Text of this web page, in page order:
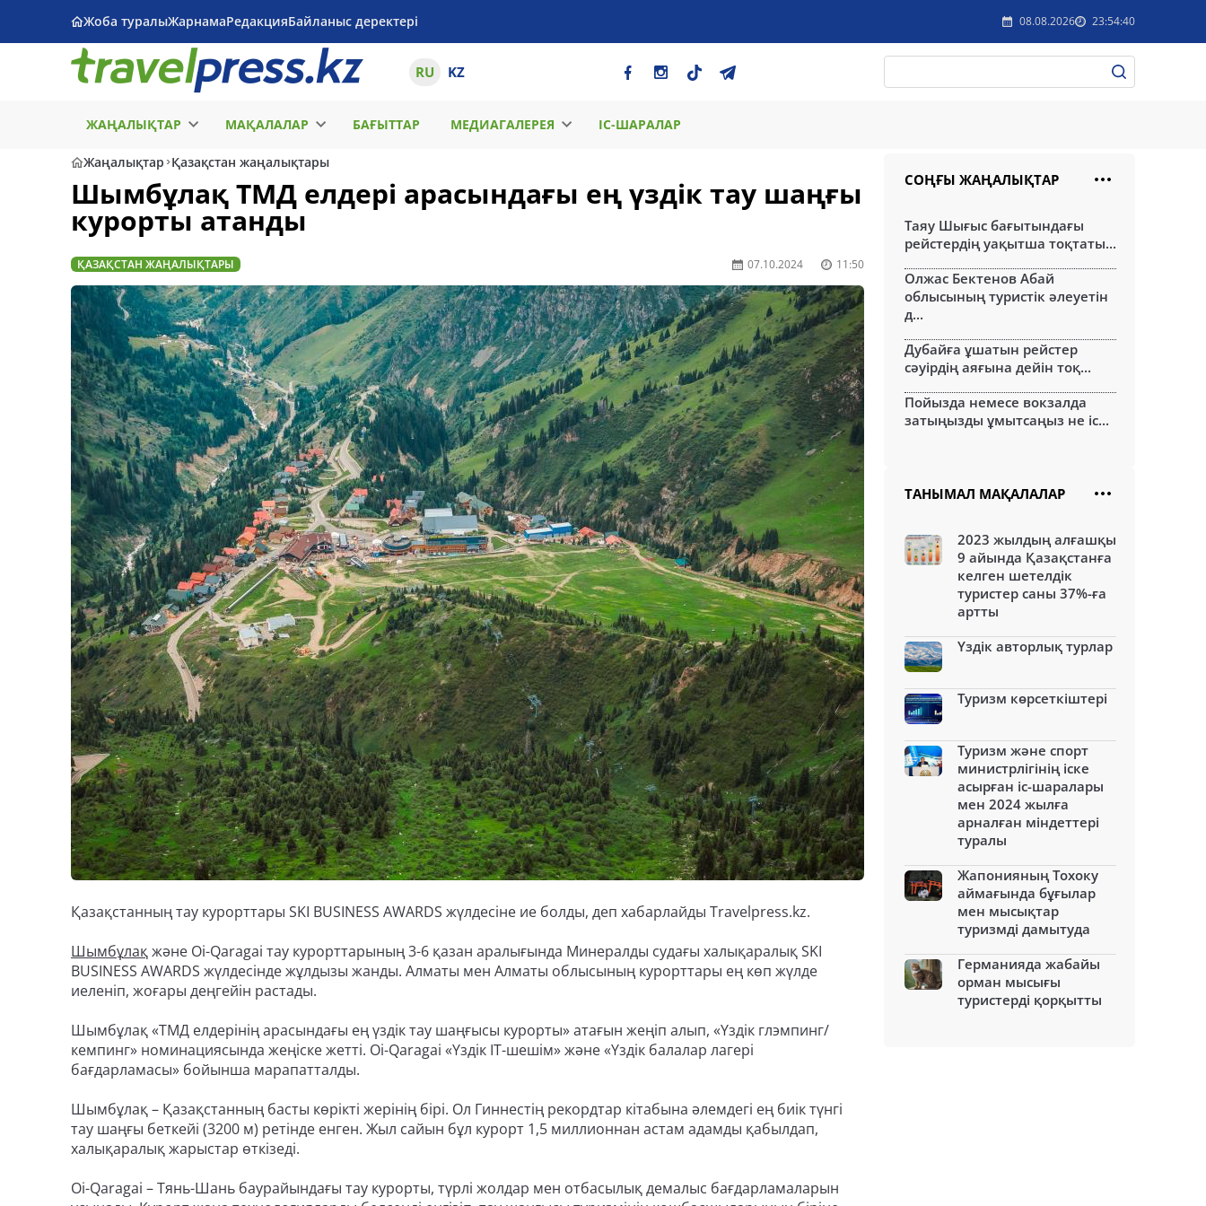
Жоба туралыЖарнамаРедакцияБайланыс деректері 08.08.2026 23:54:40
RU KZ
ЖАҢАЛЫҚТАР МАҚАЛАЛАР БАҒЫТТАР МЕДИАГАЛЕРЕЯ ІС-ШАРАЛАР
Жаңалықтар Қазақстан жаңалықтары
Шымбұлақ ТМД елдері арасындағы ең үздік тау шаңғы
курорты атанды
ҚАЗАҚСТАН ЖАҢАЛЫҚТАРЫ 07.10.2024 11:50
Қазақстанның тау курорттары SKI BUSINESS AWARDS жүлдесіне ие болды, деп хабарлайды Travelpress.kz.
Шымбұлақжәне Oi-Qaragai тау курорттарының 3-6 қазан аралығында Минералды судағы халықаралық SKI
BUSINESS AWARDS жүлдесінде жұлдызы жанды. Алматы мен Алматы облысының курорттары ең көп жүлде
иеленіп, жоғары деңгейін растады.
Шымбұлақ «ТМД елдерінің арасындағы ең үздік тау шаңғысы курорты» атағын жеңіп алып, «Үздік глэмпинг/
кемпинг» номинациясында жеңіске жетті. Oi-Qaragai «Үздік IT-шешім» және «Үздік балалар лагері
бағдарламасы» бойынша марапатталды.
Шымбұлақ – Қазақстанның басты көрікті жерінің бірі. Ол Гиннестің рекордтар кітабына әлемдегі ең биік түнгі
тау шаңғы беткейі (3200 м) ретінде енген. Жыл сайын бұл курорт 1,5 миллионнан астам адамды қабылдап,
халықаралық жарыстар өткізеді.
Oi-Qaragai – Тянь-Шань баурайындағы тау курорты, түрлі жолдар мен отбасылық демалыс бағдарламаларын
СОҢҒЫ ЖАҢАЛЫҚТАР
Таяу Шығыс бағытындағы
рейстердің уақытша тоқтаты...
Олжас Бектенов Абай
облысының туристік әлеуетін
д...
Дубайға ұшатын рейстер
сәуірдің аяғына дейін тоқ...
Пойызда немесе вокзалда
затыңызды ұмытсаңыз не іс...
ТАНЫМАЛ МАҚАЛАЛАР
2023 жылдың алғашқы
9 айында Қазақстанға
келген шетелдік
туристер саны 37%-ға
артты
Үздік авторлық турлар
Туризм көрсеткіштері
Туризм және спорт
министрлігінің іске
асырған іс-шаралары
мен 2024 жылға
арналған міндеттері
туралы
Жапонияның Тохоку
аймағында бұғылар
мен мысықтар
туризмді дамытуда
Германияда жабайы
орман мысығы
туристерді қорқытты